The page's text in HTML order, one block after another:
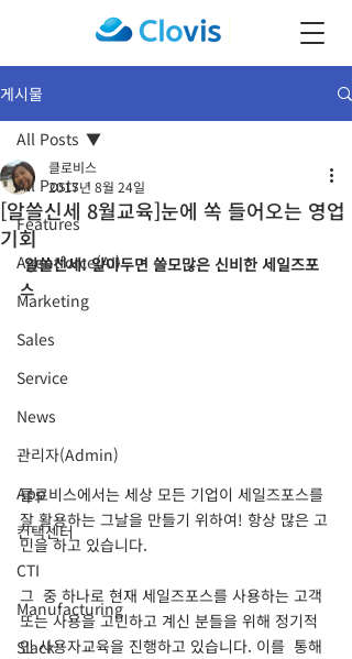
게시물
All Posts
Features
Agentforce(AI)
Marketing
Sales
Service
News
관리자(Admin)
App
컨택센터
CTI
Manufacturing
Slack
All Posts
[알쓸신세 8월교육]눈에 쏙 들어오는 영업
기회
클로비스
2017년 8월 24일
알쓸신세! 알아두면 쓸모많은 신비한 세일즈포
스
클로비스에서는 세상 모든 기업이 세일즈포스를
잘 활용하는 그날을 만들기 위하여! 항상 많은 고
민을 하고 있습니다.
그  중 하나로 현재 세일즈포스를 사용하는 고객
또는 사용을 고민하고 계신 분들을 위해 정기적
인 사용자교육을 진행하고 있습니다. 이를  통해